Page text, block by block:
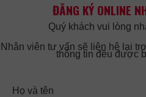
ĐĂNG KÝ ONLINE
Quý khách vui lòng
Nhân viên tư vấn sẽ liên hệ lại
thông tin đều được
Họ và tên